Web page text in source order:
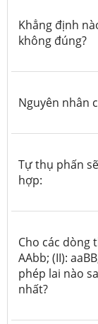
Khẳng định
không đúng?
Nguyên nhân
Tự thụ phấn
hợp:
Cho các dòng
AAbb; (II):
phép lai nào
nhất?